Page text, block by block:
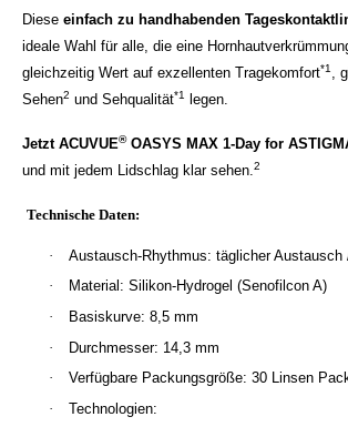
Diese einfach zu handhabenden
ideale Wahl für alle, die eine
gleichzeitig Wert auf exzellenten Tragekomfort*1
,
Sehen2 und Sehqualität*1 legen.
Jetzt ACUVUE®OASYS MAX 1-Day for
und mit jedem Lidschlag klar sehen. 2
Technische Daten:
·
Austausch-Rhythmus: täglicher Austausch
·
Material: Silikon-Hydrogel (Senofilcon A)
·
Basiskurve: 8,5 mm
·
Durchmesser: 14,3 mm
·
Verfügbare Packungsgröße: 30 Linsen
·
Technologien: